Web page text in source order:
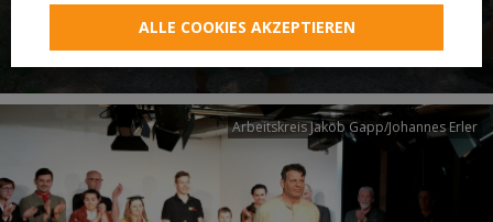
Neuer Pilgerweg Via
Laudato si’
Arbeitskreis Jakob Gapp/Johannes Erler
ALLE COOKIES AKZEPTIEREN